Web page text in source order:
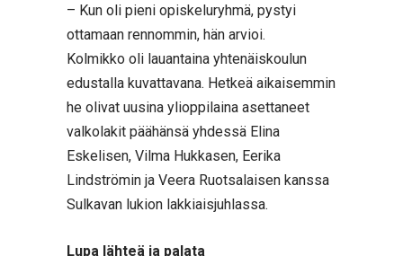
– Kun oli pieni opiskeluryhmä, pystyi
ottamaan rennommin, hän arvioi.
Kolmikko oli lauantaina yhtenäiskoulun
edustalla kuvattavana. Hetkeä aikaisemmin
he olivat uusina ylioppilaina asettaneet
valkolakit päähänsä yhdessä Elina
Eskelisen, Vilma Hukkasen, Eerika
Lindströmin ja Veera Ruotsalaisen kanssa
Sulkavan lukion lakkiaisjuhlassa.
Lupa lähteä ja palata